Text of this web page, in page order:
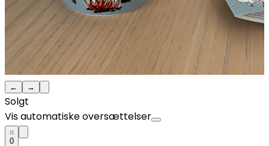
← →
Solgt
Vis automatiske oversættelser
0